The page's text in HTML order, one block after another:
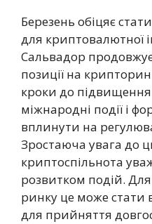
Березень обіцяє
для криптовалютної
Сальвадор
позиції на
кроки до підвищення
міжнародні події і
вплинути на
Зростаюча увага до
криптоспільнота
розвитком подій. Для
ринку це може
для прийняття